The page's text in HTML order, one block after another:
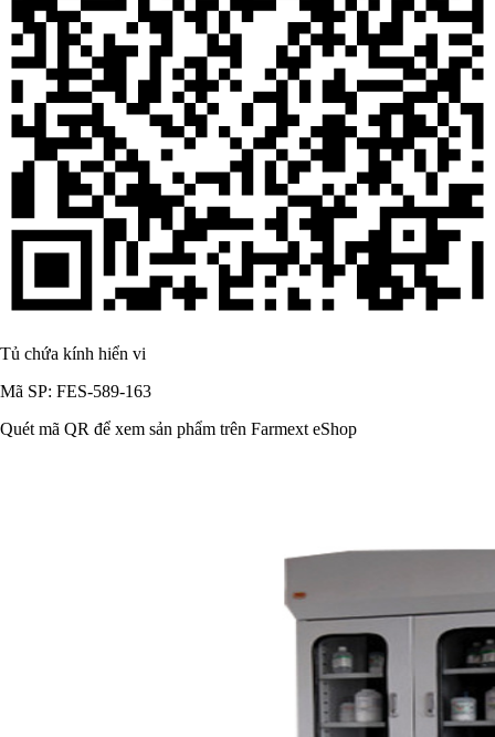
Tủ chứa kính hiển vi
Mã SP: FES-589-163
Quét mã QR để xem sản phẩm trên Farmext eShop